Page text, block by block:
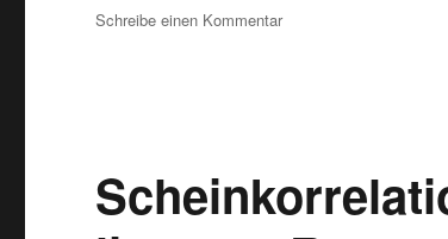
Schreibe einen Kommentarzu
mit
linearen